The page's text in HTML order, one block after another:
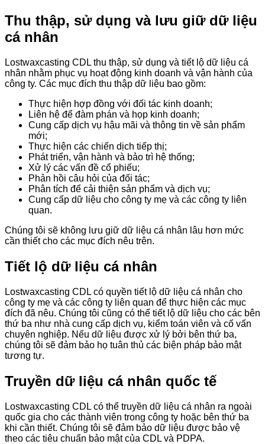
Thu thập, sử dụng và lưu giữ dữ liệu
cá nhân
Lostwaxcasting CDL thu thập, sử dụng và tiết lộ dữ liệu cá
nhân nhằm phục vụ hoạt động kinh doanh và vận hành của
công ty. Các mục đích thu thập dữ liệu bao gồm:
Thực hiện hợp đồng với đối tác kinh doanh;
Liên hệ để đàm phán và họp kinh doanh;
Cung cấp dịch vụ hậu mãi và thông tin về sản phẩm
mới;
Thực hiện các chiến dịch tiếp thị;
Phát triển, vận hành và bảo trì hệ thống;
Xử lý các vấn đề cổ phiếu;
Phản hồi câu hỏi của đối tác;
Phân tích để cải thiện sản phẩm và dịch vụ;
Cung cấp dữ liệu cho công ty mẹ và các công ty liên
quan.
Chúng tôi sẽ không lưu giữ dữ liệu cá nhân lâu hơn mức
cần thiết cho các mục đích nêu trên.
Tiết lộ dữ liệu cá nhân
Lostwaxcasting CDL có quyền tiết lộ dữ liệu cá nhân cho
công ty mẹ và các công ty liên quan để thực hiện các mục
đích đã nêu. Chúng tôi cũng có thể tiết lộ dữ liệu cho các bên
thứ ba như nhà cung cấp dịch vụ, kiểm toán viên và cố vấn
chuyên nghiệp. Nếu dữ liệu được xử lý bởi bên thứ ba,
chúng tôi sẽ đảm bảo họ tuân thủ các biện pháp bảo mật
tương tự.
Truyền dữ liệu cá nhân quốc tế
Lostwaxcasting CDL có thể truyền dữ liệu cá nhân ra ngoài
quốc gia cho các thành viên trong công ty hoặc bên thứ ba
khi cần thiết. Chúng tôi sẽ đảm bảo dữ liệu được bảo vệ
theo các tiêu chuẩn bảo mật của CDL và PDPA.